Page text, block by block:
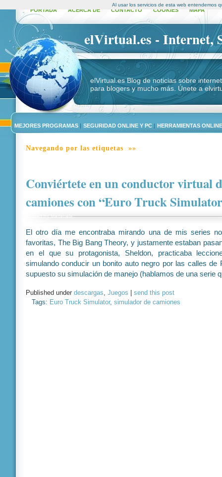
PORTADA ACERCA DE CONTACTO COOKIES MAPA
elVirtual.es - Internet,
elVirtual.es Blog de noticias sobre
para blogers y mucho más. Únete a
MEJORES PROGRAMAS | SEGURIDAD ONLINE Y PC | HERRAMIENTAS ONLINE
Navegando por las etiquetas »»
Conviértete en un conductor virtual
camiones con “Euro Truck
Posted byMarianela
El otro día me encontraba mirando una de mis series
favoritas, The Big Bang Theory, y justamente estaban
en el que su protagonista, Sheldon, practicaba
simulando conducir un bonito auto negro por las calles de
supuesto su simulación de manejo (hablamos de una serie
Published under descargas, Juegos
send this post
Tags: Euro Truck Simulator, simulador de camiones
Al usar los servicios de esta web entendemos